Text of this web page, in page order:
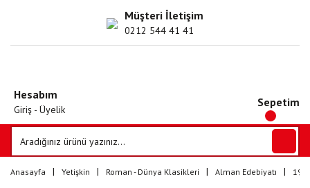
Müşteri İletişim
0212 544 41 41
Hesabım
Giriş - Üyelik
Sepetim
Anasayfa Yetişkin Roman - Dünya Klasikleri Alman Edebiyatı 19 -